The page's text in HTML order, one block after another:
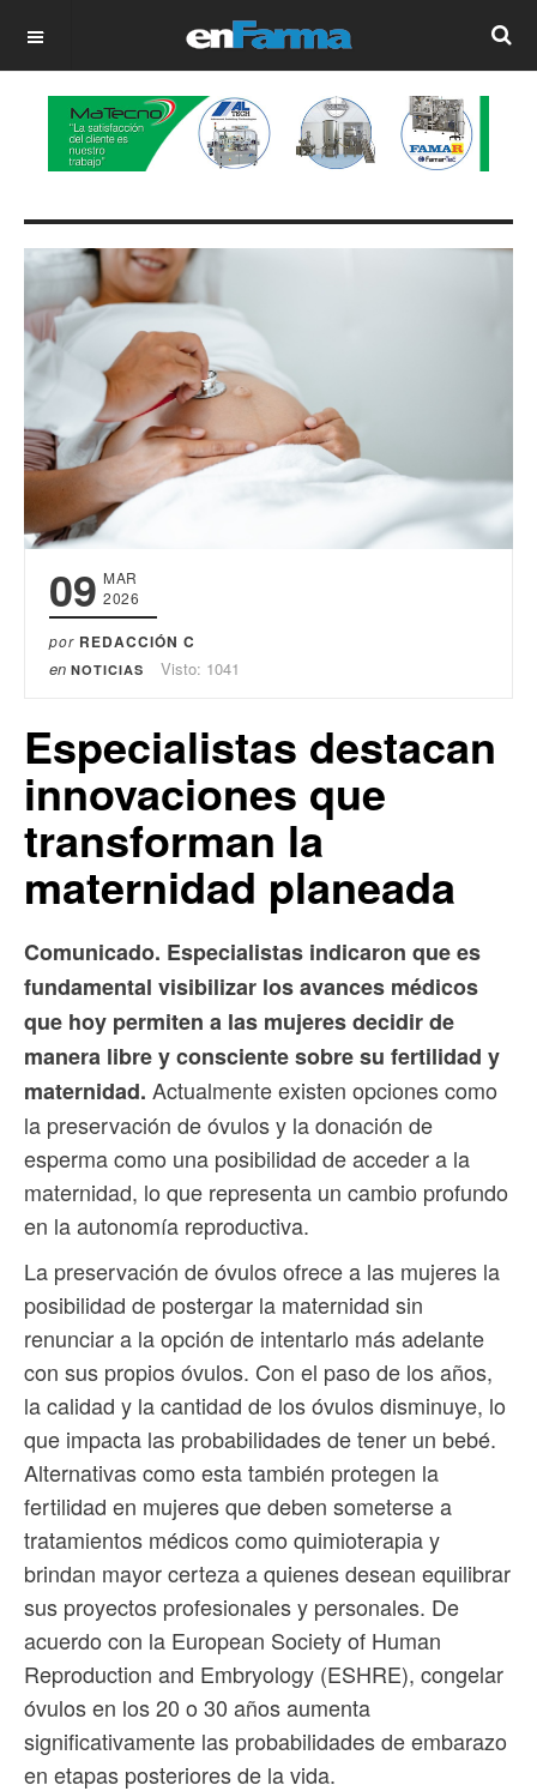
OFF CANVAS
09 MAR
2026
por REDACCIÓN C
en NOTICIAS Visto: 1041
Especialistas destacan
innovaciones que
transforman la
maternidad planeada
Comunicado. Especialistas indicaron que es
fundamental visibilizar los avances médicos
que hoy permiten a las mujeres decidir de
manera libre y consciente sobre su fertilidad y
maternidad. Actualmente existen opciones como
la preservación de óvulos y la donación de
esperma como una posibilidad de acceder a la
maternidad, lo que representa un cambio profundo
en la autonomía reproductiva.
La preservación de óvulos ofrece a las mujeres la
posibilidad de postergar la maternidad sin
renunciar a la opción de intentarlo más adelante
con sus propios óvulos. Con el paso de los años,
la calidad y la cantidad de los óvulos disminuye, lo
que impacta las probabilidades de tener un bebé.
Alternativas como esta también protegen la
fertilidad en mujeres que deben someterse a
tratamientos médicos como quimioterapia y
brindan mayor certeza a quienes desean equilibrar
sus proyectos profesionales y personales. De
acuerdo con la European Society of Human
Reproduction and Embryology (ESHRE), congelar
óvulos en los 20 o 30 años aumenta
significativamente las probabilidades de embarazo
en etapas posteriores de la vida.